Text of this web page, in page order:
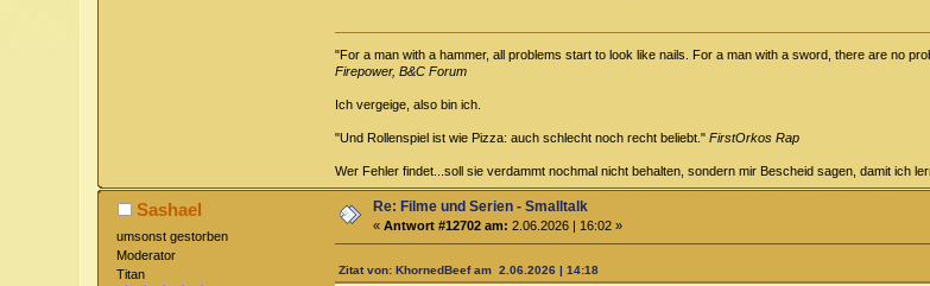
"For a man with a hammer, all problems start to look like nails. For a man with a sword, there are no
Firepower, B&C Forum
Ich vergeige, also bin ich.
"Und Rollenspiel ist wie Pizza: auch schlecht noch recht beliebt." FirstOrkos Rap
Wer Fehler findet...soll sie verdammt nochmal nicht behalten, sondern mir Bescheid sagen, damit ich
Sashael
umsonst gestorben
Moderator
Titan
Re: Filme und Serien - Smalltalk
«Antwort #12702 am: 2.06.2026 | 16:02 »
Zitat von: KhornedBeef am 2.06.2026 | 14:18